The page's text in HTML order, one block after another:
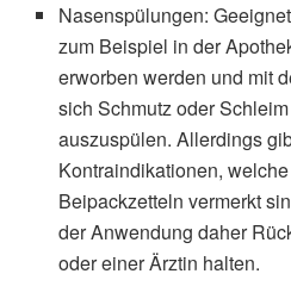
Nasenspülungen:
zum Beispiel in der
erworben werden und mit
sich Schmutz oder
auszuspülen. Allerdings
Kontraindikationen,
Beipackzetteln vermerkt
der Anwendung daher
oder einer Ärztin halten.